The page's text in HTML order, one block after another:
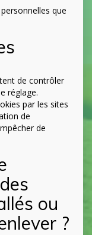
que
de contrôler
réglage.
par les sites
de
de
ou
?